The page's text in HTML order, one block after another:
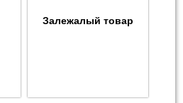
Залежалый товар